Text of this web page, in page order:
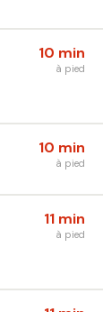
10 min
à pied
10 min
à pied
11 min
à pied